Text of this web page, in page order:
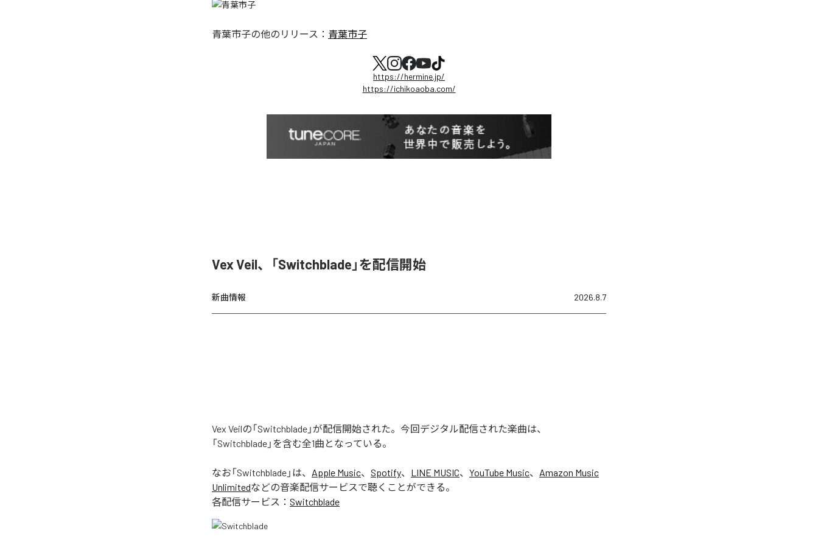
青葉市子の他のリリース： 青葉市子
https://hermine.jp/
https://ichikoaoba.com/
Vex Veil、「Switchblade」を配信開始
新曲情報 2026.8.7
Vex Veilの「Switchblade」が配信開始された。今回デジタル配信された楽曲は、
「Switchblade」を含む全1曲となっている。
なお「Switchblade 」は、 Apple Music、 Spotify、 LINE MUSIC、 YouTube Music、 Amazon Music
Unlimitedなどの音楽配信サービスで聴くことができる。
各配信サービス： Switchblade